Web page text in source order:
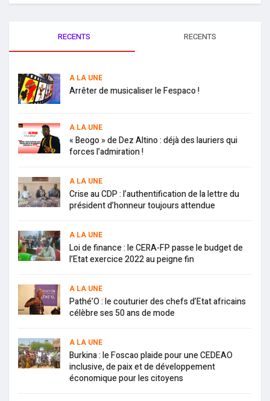
RECENTS RECENTS
A LA UNE
Arrêter de musicaliser le Fespaco !
A LA UNE
« Beogo » de Dez Altino : déjà des lauriers qui
forces l’admiration !
A LA UNE
Crise au CDP : l’authentification de la lettre du
président d’honneur toujours attendue
A LA UNE
Loi de finance : le CERA-FP passe le budget de
l’Etat exercice 2022 au peigne fin
A LA UNE
Pathé’O : le couturier des chefs d’Etat africains
célèbre ses 50 ans de mode
A LA UNE
Burkina : le Foscao plaide pour une CEDEAO
inclusive, de paix et de développement
économique pour les citoyens